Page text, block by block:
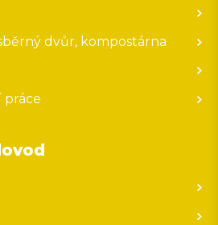
dvůr, kompostárna
práce